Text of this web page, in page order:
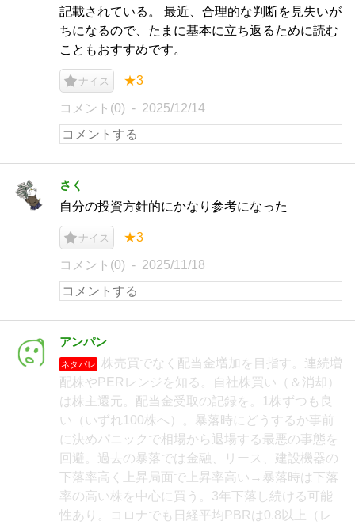
記載されている。 最近、合理的な判断を見失いが
ちになるので、たまに基本に立ち返るために読む
こともおすすめです。
ナイス ★3
コメント(0) 2025/12/14
さく
自分の投資方針的にかなり参考になった
ナイス ★3
コメント(0) 2025/11/18
アンパン
ネタバレ
株売買でなく配当金増加を目指す。連続増
配株やPERレンジを知る。自社株買い（＆消却）
は株主還元。配当金受取の記録を。1株ずつも良
い（いずれ100株へ）。暴落時にどうするか事前
に決めパニックで相場から退場する最悪の事態を
回避。過去の暴落では金融、リース、建設機器の
下落率高く上昇局面で上昇率高い→暴落時は下落
率の高い株を中心に買う。3年下落し続ける可能
性あり。コロナでも日経平均PBRは0.8以上（レ